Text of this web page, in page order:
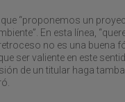
“proponemos un
En esta línea,
no es una buena
ser valiente en este
de un titular haga